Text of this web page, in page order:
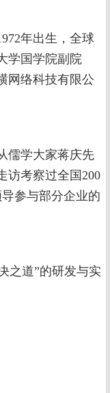
年出生，全球
学国学院副院
网络科技有限公
儒学大家蒋庆先
访考察过全国200
参与部分企业的
之道”的研发与实